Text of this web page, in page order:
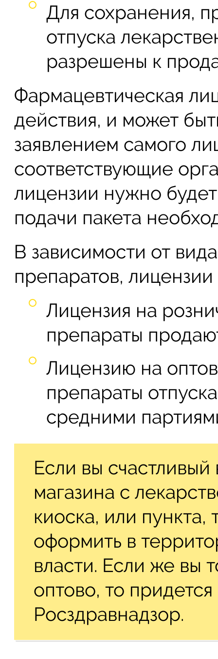
Для сохранения,
отпуска
разрешены к
Фармацевтическая
действия, и может
заявлением самого
соответствующие
лицензии нужно
подачи пакета
В зависимости от
препаратов,
Лицензия на
препараты
Лицензию на
препараты
средними
Если вы
магазина с
киоска, или
оформить в
власти. Если же вы
оптово, то
Росздравнадзор.